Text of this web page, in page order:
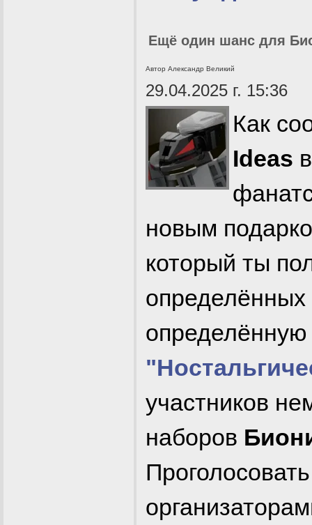
Ещё один шанс для
Автор Александр Великий
29.04.2025 г. 15:36
Как
Ideas
новым
который ты
определённую
участников
наборов